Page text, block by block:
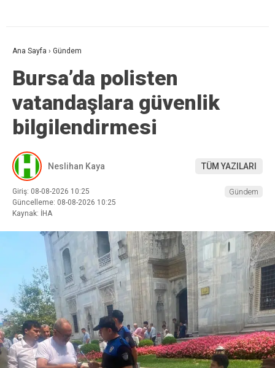
Ana Sayfa › Gündem
Bursa’da polisten
vatandaşlara güvenlik
bilgilendirmesi
Neslihan Kaya TÜM YAZILARI
Giriş: 08-08-2026 10:25
Güncelleme: 08-08-2026 10:25
Kaynak: İHA
Gündem